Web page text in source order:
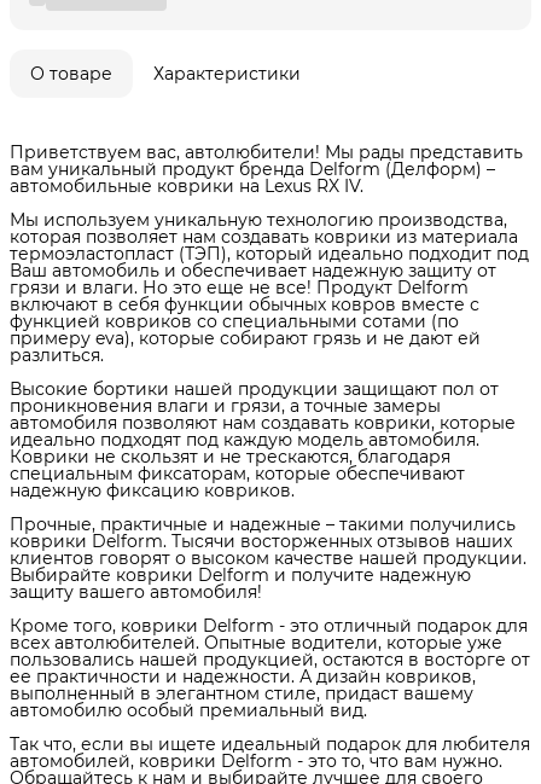
О товаре Характеристики
Приветствуем вас, автолюбители! Мы рады представить
вам уникальный продукт бренда Delform (Делформ) –
автомобильные коврики на Lexus RX IV.
Мы используем уникальную технологию производства,
которая позволяет нам создавать коврики из материала
термоэластопласт (ТЭП), который идеально подходит под
Ваш автомобиль и обеспечивает надежную защиту от
грязи и влаги. Но это еще не все! Продукт Delform
включают в себя функции обычных ковров вместе с
функцией ковриков со специальными сотами (по
примеру eva), которые собирают грязь и не дают ей
разлиться.
Высокие бортики нашей продукции защищают пол от
проникновения влаги и грязи, а точные замеры
автомобиля позволяют нам создавать коврики, которые
идеально подходят под каждую модель автомобиля.
Коврики не скользят и не трескаются, благодаря
специальным фиксаторам, которые обеспечивают
надежную фиксацию ковриков.
Прочные, практичные и надежные – такими получились
коврики Delform. Тысячи восторженных отзывов наших
клиентов говорят о высоком качестве нашей продукции.
Выбирайте коврики Delform и получите надежную
защиту вашего автомобиля!
Кроме того, коврики Delform - это отличный подарок для
всех автолюбителей. Опытные водители, которые уже
пользовались нашей продукцией, остаются в восторге от
ее практичности и надежности. А дизайн ковриков,
выполненный в элегантном стиле, придаст вашему
автомобилю особый премиальный вид.
Так что, если вы ищете идеальный подарок для любителя
автомобилей, коврики Delform - это то, что вам нужно.
Обращайтесь к нам и выбирайте лучшее для своего